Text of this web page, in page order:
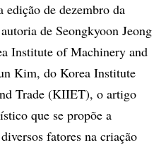
de dezembro da
de Seongkyoon Jeong
Institute of Machinery and
Kim, do Korea Institute
Trade (KIIET), o artigo
que se propõe a
fatores na criação